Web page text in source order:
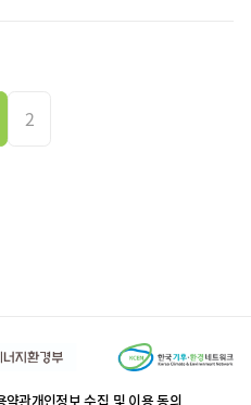
2
약관개인정보 수집 및 이용 동의